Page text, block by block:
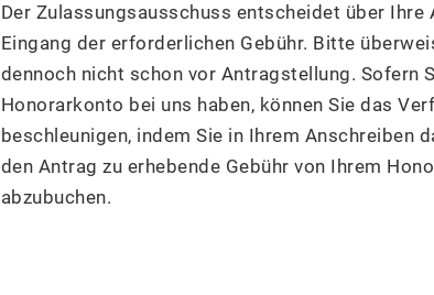
Der Zulassungsausschuss entscheidet über Ihre
Eingang der erforderlichen Gebühr. Bitte
dennoch nicht schon vor Antragstellung. Sofern
Honorarkonto bei uns haben, können Sie das
beschleunigen, indem Sie in Ihrem Anschreiben
den Antrag zu erhebende Gebühr von Ihrem
abzubuchen.